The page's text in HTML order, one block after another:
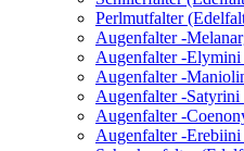
Perlmutfalter
Augenfalter -
Augenfalter -
Augenfalter -
Augenfalter -
Augenfalter -
Augenfalter -